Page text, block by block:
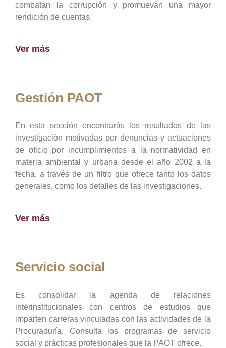
combatan la corrupción y promuevan una mayor
rendición de cuentas.
Ver más
Gestión PAOT
En esta sección encontrarás los resultados de las
investigación motivadas por denuncias y actuaciones
de oficio por incumplimientos a la normatividad en
materia ambiental y urbana desde el año 2002 a la
fecha, a través de un filtro que ofrece tanto los datos
generales, como los detalles de las investigaciones.
Ver más
Servicio social
Es consolidar la agenda de relaciones
interinstitucionales con centros de estudios que
imparten carreras vinculadas con las actividades de la
Procuraduría, Consulta los programas de servicio
social y prácticas profesionales que la PAOT ofrece.